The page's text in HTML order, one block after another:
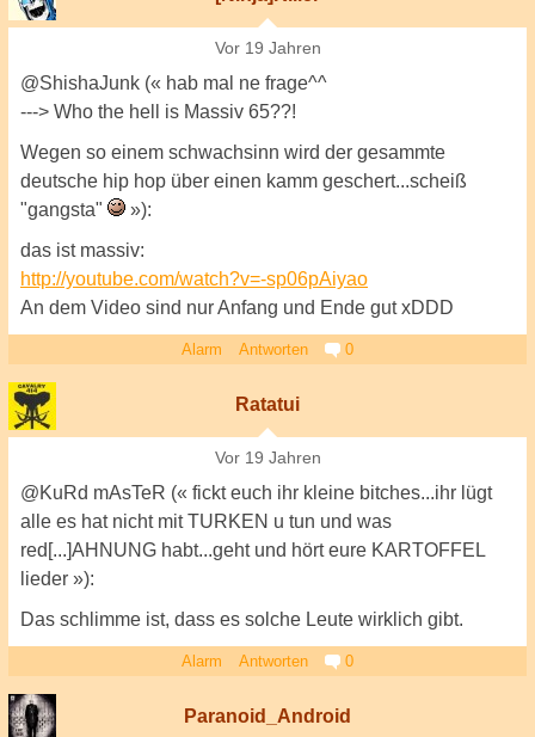
Vor 19 Jahren
@ShishaJunk (« hab mal ne frage^^
---> Who the hell is Massiv 65??!
Wegen so einem schwachsinn wird der gesammte
deutsche hip hop über einen kamm geschert...scheiß
"gangsta"
»):
das ist massiv:
http://youtube.com/watch?v=-sp06pAiyao
An dem Video sind nur Anfang und Ende gut xDDD
Alarm Antworten 0
Ratatui
Vor 19 Jahren
@KuRd mAsTeR (« fickt euch ihr kleine bitches...ihr lügt
alle es hat nicht mit TURKEN u tun und was
red[...]AHNUNG habt...geht und hört eure KARTOFFEL
lieder »):
Das schlimme ist, dass es solche Leute wirklich gibt.
Alarm Antworten 0
Paranoid_Android